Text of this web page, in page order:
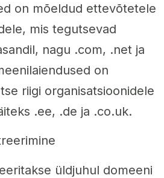
on mõeldud ettevõtetele
mis tegutsevad
nagu .com, .net ja
on
riigi organisatsioonidele
.ee, .de ja .co.uk.
üldjuhul domeeni